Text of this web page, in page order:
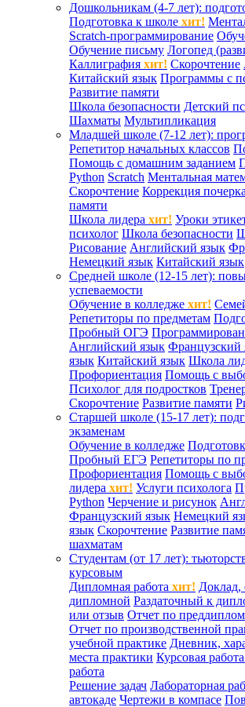
Дошкольникам (4-7 лет):
Подготовка к школе хит!
Scratch-программирование
Обучение письму Логопед
Каллиграфия хит! Скорочтение
Китайский язык Программы с
Развитие памяти
Школа безопасности Детский
Шахматы Мультипликация
Младшей школе (7-12 лет):
Репетитор начальных классов
Помощь с домашним заданием
Python Scratch Ментальная
Скорочтение Коррекция почерка
памяти
Школа лидера хит! Уроки
психолог Школа безопасности
Рисование Английский язык
Немецкий язык Китайский язык
Средней школе (12-15 лет):
успеваемости
Обучение в колледже хит!
Репетиторы по предметам
Пробный ОГЭ
Английский язык Французский
язык Китайский язык Школа
Профориентация Помощь с
Психолог для подростков
Скорочтение Развитие памяти
Старшей школе (15-17 лет):
экзаменам
Обучение в колледже
Пробный ЕГЭ Репетиторы по
Профориентация Помощь с
лидера хит! Услуги психолога
Python Черчение и рисунок
Французский язык Немецкий
язык Скорочтение Развитие
шахматам
Студентам (от 17 лет):
курсовым
Дипломная работа хит! Доклад,
дипломной Раздаточный к
или отзыв Отчет по
Отчет по производственной
учебной практике Дневник,
места практики Курсовая работа
работа
Решение задач Лабораторная
автокаде Чертежи в компасе